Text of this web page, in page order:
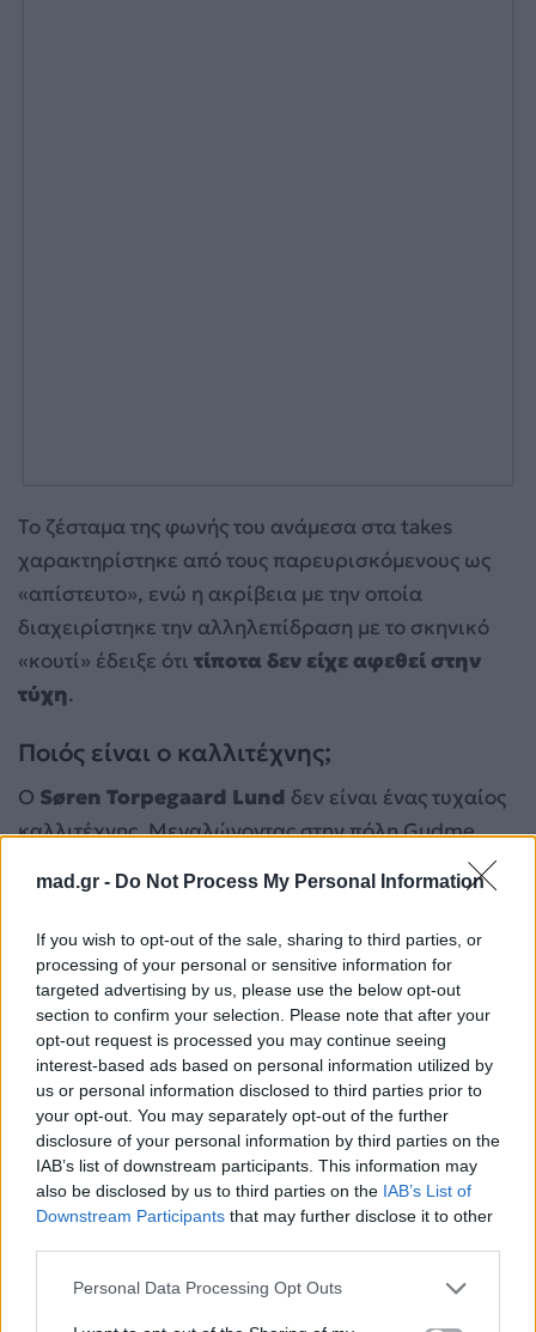
mad.gr - Do Not Process My Personal Information
If you wish to opt-out of the sale, sharing to third parties, or
processing of your personal or sensitive information for
targeted advertising by us, please use the below opt-out
section to confirm your selection. Please note that after your
opt-out request is processed you may continue seeing
interest-based ads based on personal information utilized by
us or personal information disclosed to third parties prior to
your opt-out. You may separately opt-out of the further
disclosure of your personal information by third parties on the
IAB’s list of downstream participants. This information may
also be disclosed by us to third parties on the IAB’s List of
Downstream Participants that may further disclose it to other
Personal Data Processing Opt Outs
Το ζέσταμα της φωνής του ανάμεσα στα takes
χαρακτηρίστηκε από τους παρευρισκόμενους ως
«απίστευτο», ενώ η ακρίβεια με την οποία
διαχειρίστηκε την αλληλεπίδραση με το σκηνικό
«κουτί» έδειξε ότι τίποτα δεν είχε αφεθεί στην
τύχη.
Ποιός είναι ο καλλιτέχνης;
Ο Søren Torpegaard Lund δεν είναι ένας τυχαίος
καλλιτέχνης. Μεγαλώνοντας στην πόλη Gudme,
έγινε ο νεότερος σπουδαστής που έγινε ποτέ δεκτός
Δανική Εθνική Σχολή Παραστατικών
Τεχνώνσε ηλικία μόλις 17 ετών. Η καριέρα του στο
μουσικό θέατρο είναι λαμπρή, έχοντας υποδυθεί
εμβληματικούς ρόλους όπως τον Tony στο West
Side Story και τον Romeo στο Romeo & Juliet.